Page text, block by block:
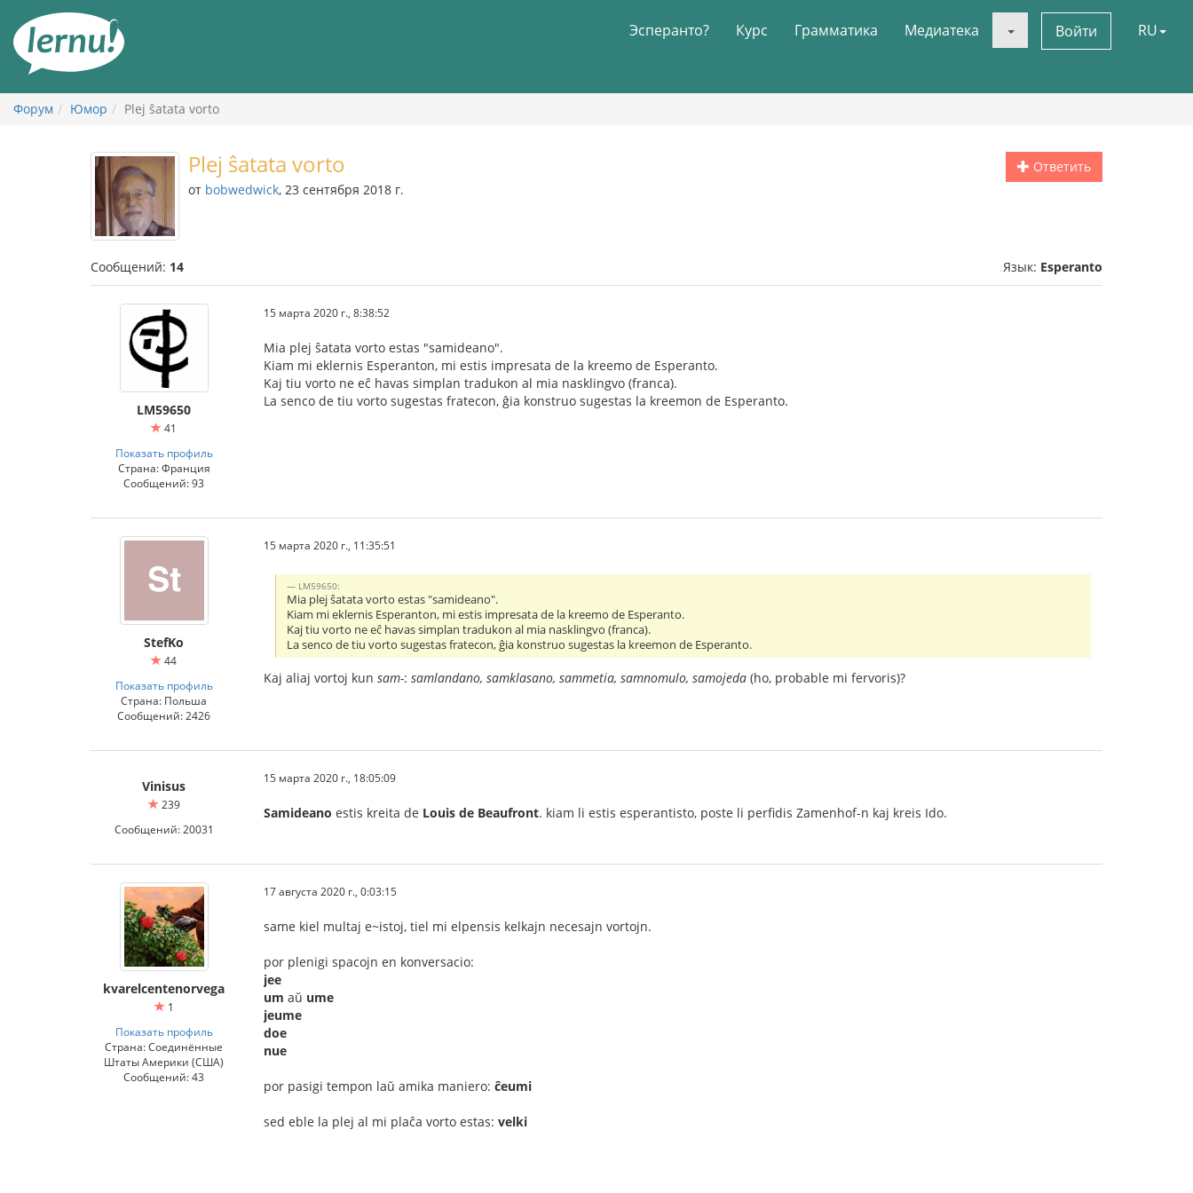
содержанию
Эсперанто? Курс Грамматика Медиатека Войти RU
Форум Юмор Plej ŝatata vorto
Ответить
Plej ŝatata vorto
от bobwedwick, 23 сентября 2018 г.
Сообщений: 14 Язык: Esperanto
LM59650
41
Показать профиль
Страна: Франция
Сообщений: 93
15 марта 2020 г., 8:38:52
Mia plej ŝatata vorto estas "samideano".
Kiam mi eklernis Esperanton, mi estis impresata de la kreemo de Esperanto.
Kaj tiu vorto ne eĉ havas simplan tradukon al mia nasklingvo (franca).
La senco de tiu vorto sugestas fratecon, ĝia konstruo sugestas la kreemon de Esperanto.
StefKo
44
Показать профиль
Страна: Польша
Сообщений: 2426
15 марта 2020 г., 11:35:51
LM59650:
Mia plej ŝatata vorto estas "samideano".
Kiam mi eklernis Esperanton, mi estis impresata de la kreemo de Esperanto.
Kaj tiu vorto ne eĉ havas simplan tradukon al mia nasklingvo (franca).
La senco de tiu vorto sugestas fratecon, ĝia konstruo sugestas la kreemon de Esperanto.
Kaj aliaj vortoj kun sam-: samlandano, samklasano, sammetia, samnomulo, samojeda (ho, probable mi fervoris)?
Vinisus
239
Сообщений: 20031
15 марта 2020 г., 18:05:09
Samideano estis kreita de Louis de Beaufront. kiam li estis esperantisto, poste li perfidis Zamenhof-n kaj kreis Ido.
kvarelcentenorvega
1
Показать профиль
Страна: Соединённые
Штаты Америки (США)
Сообщений: 43
17 августа 2020 г., 0:03:15
same kiel multaj e~istoj, tiel mi elpensis kelkajn necesajn vortojn.
por plenigi spacojn en konversacio:
jee
um aŭ ume
jeume
doe
nue
por pasigi tempon laŭ amika maniero: ĉeumi
sed eble la plej al mi plaĉa vorto estas: velki